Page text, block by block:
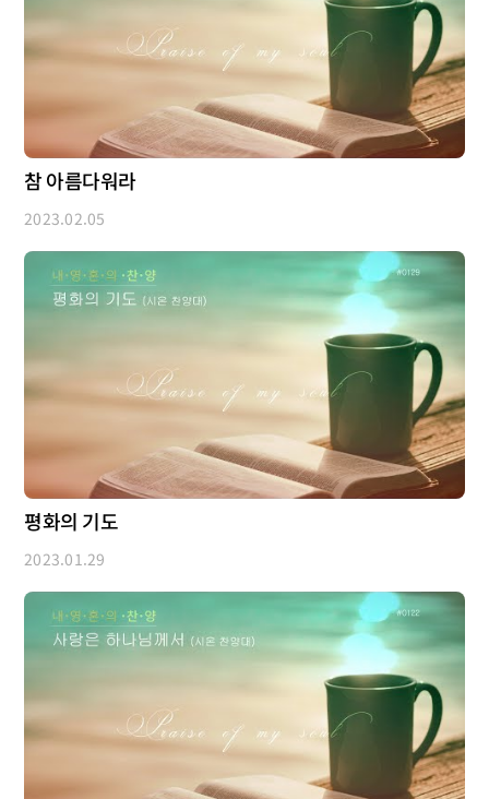
참 아름다워라
2023.02.05
평화의 기도
2023.01.29